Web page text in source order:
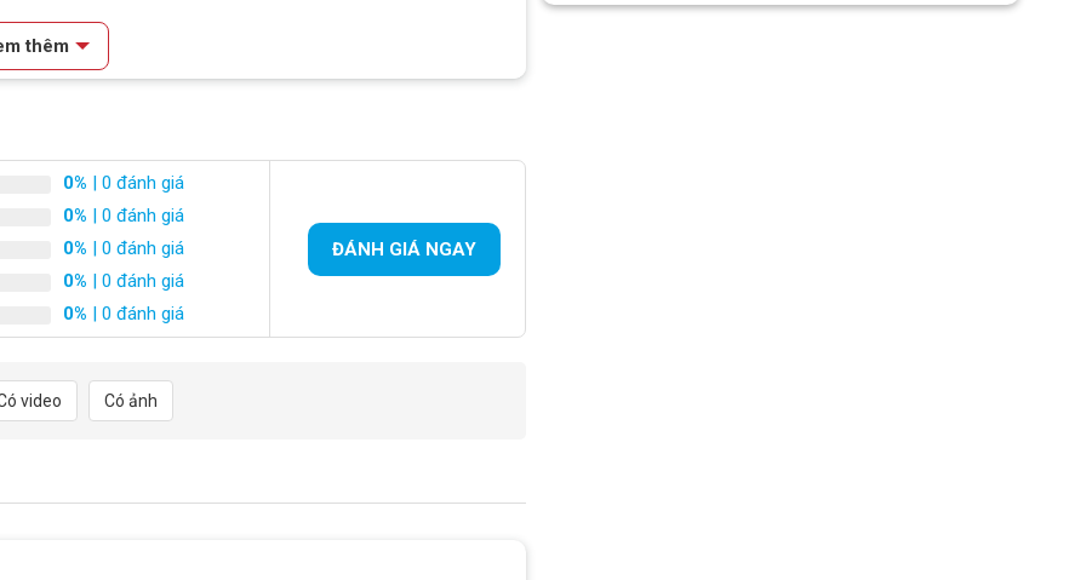
cao cấp, đảm bảo độ bền cao và khả năng chịu lực tốt. Thiết
các vật dụng đi kèm mà không bị cong vênh hay hỏng hóc.
nhôm cao cấp, đảm bảo độ bền và khả năng chịu
các loại xe đạp có kích thước bánh 700c, bao gồm
thêm
0% | 0 đánh giá
0% | 0 đánh giá
0% | 0 đánh giá
0% | 0 đánh giá
0% | 0 đánh giá
ĐÁNH GIÁ NGAY
video Có ảnh